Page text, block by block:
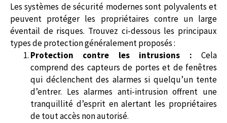
Les systèmes de sécurité modernes sont polyvalents et
peuvent protéger les propriétaires contre un large
éventail de risques. Trouvez ci-dessous les principaux
types de protection généralement proposés :
Protection contre les intrusions : Cela
comprend des capteurs de portes et de fenêtres
qui déclenchent des alarmes si quelqu’un tente
d’entrer. Les alarmes anti-intrusion offrent une
tranquillité d’esprit en alertant les propriétaires
de tout accès non autorisé.